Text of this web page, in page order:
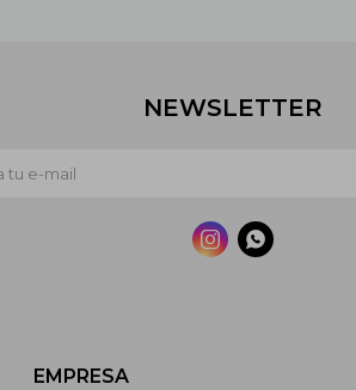
EMPRESA
NEWSLETTER
 